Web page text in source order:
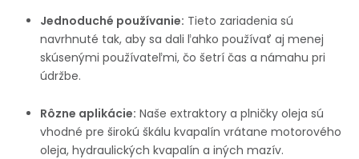
PODPORA
Reklamačný formulár Odstúpenie v lehote 14 dní
Obchodné podmienky Reklamačný poriadok
Podmienky ochrany osobných údajov
Jednoduché používanie: Tieto zariadenia sú
navrhnuté tak, aby sa dali ľahko používať aj menej
skúsenými používateľmi, čo šetrí čas a námahu pri
údržbe.
Rôzne aplikácie: Naše extraktory a plničky oleja sú
vhodné pre širokú škálu kvapalín vrátane motorového
oleja, hydraulických kvapalín a iných mazív.